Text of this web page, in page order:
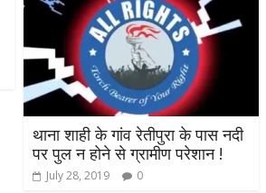
थाना शाही के गांव रेतीपुरा के पास नदी
पर पुल न होने से ग्रामीण परेशान !
July 28, 2019 0